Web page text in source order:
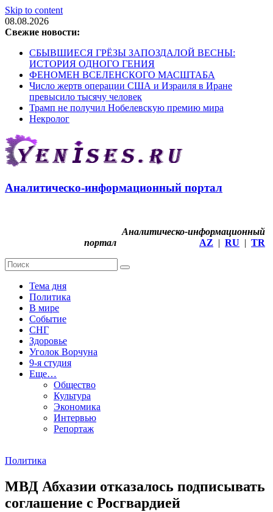
Skip to content
08.08.2026
Свежие новости:
СБЫВШИЕСЯ ГРЁЗЫ ЗАПОЗДАЛОЙ ВЕСНЫ:
ИСТОРИЯ ОДНОГО ГЕНИЯ
ФЕНОМЕН ВСЕЛЕНСКОГО МАСШТАБА
Число жертв операции США и Израиля в Иране
превысило тысячу человек
Трамп не получил Нобелевскую премию мира
Некролог
Аналитическо-информационный портал
Аналитическо-информационный
портал
AZ | RU | TR
Тема дня
Политика
В мире
Событие
СНГ
Здоровье
Уголок Ворчуна
9-я студия
Еще…
Общество
Культура
Экономика
Интервью
Репортаж
Политика
МВД Абхазии отказалось подписывать
соглашение с Росгвардией